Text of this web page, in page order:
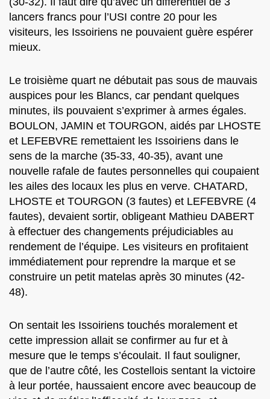
lancers francs pour l’USI contre 20 pour les
visiteurs, les Issoiriens ne pouvaient guère espérer
mieux.
Le troisième quart ne débutait pas sous de mauvais
auspices pour les Blancs, car pendant quelques
minutes, ils pouvaient s’exprimer à armes égales.
BOULON, JAMIN et TOURGON, aidés par LHOSTE
et LEFEBVRE remettaient les Issoiriens dans le
sens de la marche (35-33, 40-35), avant une
nouvelle rafale de fautes personnelles qui coupaient
les ailes des locaux les plus en verve. CHATARD,
LHOSTE et TOURGON (3 fautes) et LEFEBVRE (4
fautes), devaient sortir, obligeant Mathieu DABERT
à effectuer des changements préjudiciables au
rendement de l’équipe. Les visiteurs en profitaient
immédiatement pour reprendre la marque et se
construire un petit matelas après 30 minutes (42-
48).
On sentait les Issoiriens touchés moralement et
cette impression allait se confirmer au fur et à
mesure que le temps s’écoulait. Il faut souligner,
que de l’autre côté, les Costellois sentant la victoire
à leur portée, haussaient encore avec beaucoup de